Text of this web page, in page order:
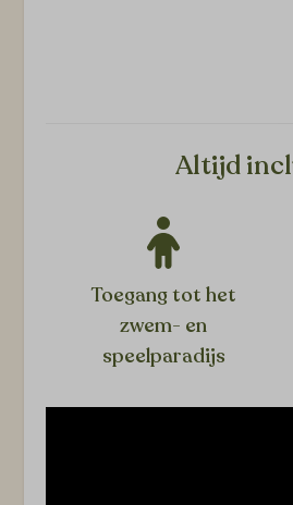
Altijd
Toegang tot het
zwem- en
speelparadijs